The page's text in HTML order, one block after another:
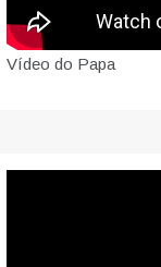
Vídeo do Papa